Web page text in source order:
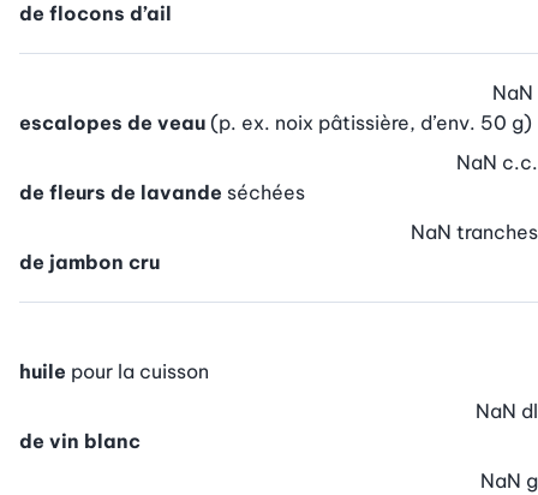
de flocons d’ail
escalopes de veau (p. ex. noix pâtissière, d’env. 50 g)
NaN
de fleurs de lavande séchées
NaN c.c.
de jambon cru
NaN tranches
huile pour la cuisson
de vin blanc
NaN dl
NaN g